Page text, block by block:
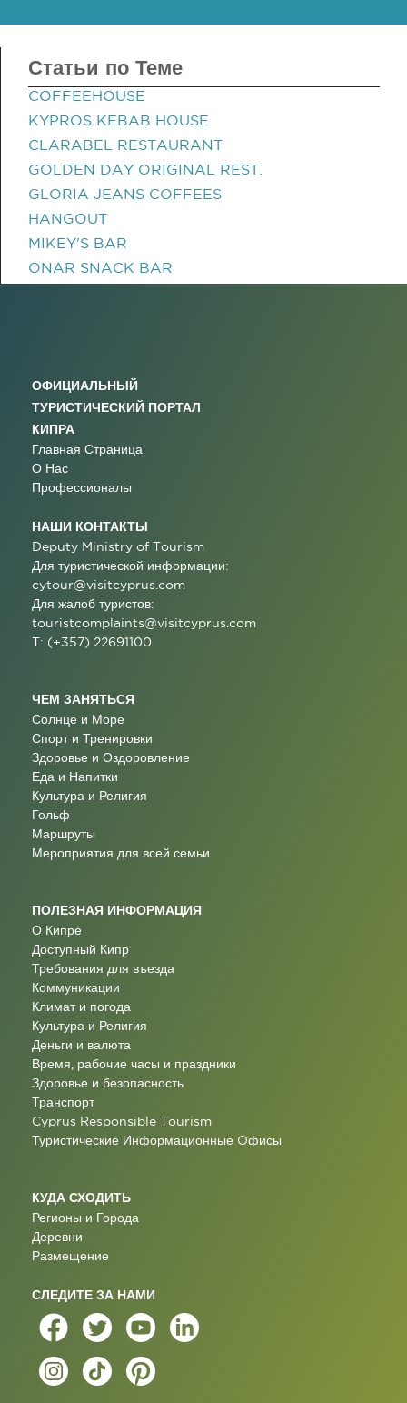
Статьи по Теме
COFFEEHOUSE
KYPROS KEBAB HOUSE
CLARABEL RESTAURANT
GOLDEN DAY ORIGINAL REST.
GLORIA JEANS COFFEES
HANGOUT
MIKEY'S BAR
ONAR SNACK BAR
ОФИЦИАЛЬНЫЙ
ТУРИСТИЧЕСКИЙ ПОРТАЛ
КИПРА
Главная Страница
О Нас
Профессионалы
НАШИ КОНТАКТЫ
Deputy Ministry of Tourism
Для туристической информации:
cytour@visitcyprus.com
Для жалоб туристов:
touristcomplaints@visitcyprus.com
T: (+357) 22691100
ЧЕМ ЗАНЯТЬСЯ
Солнце и Море
Спорт и Тренировки
Здоровье и Оздоровление
Еда и Напитки
Культура и Религия
Гольф
Маршруты
Мероприятия для всей семьи
ПОЛЕЗНАЯ ИНФОРМАЦИЯ
О Кипре
Доступный Кипр
Требования для въезда
Коммуникации
Климат и погода
Культура и Религия
Деньги и валюта
Время, рабочие часы и праздники
Здоровье и безопасность
Транспорт
Cyprus Responsible Tourism
Туристические Информационные Oфисы
КУДА СХОДИТЬ
Регионы и Города
Деревни
Размещение
СЛЕДИТЕ ЗА НАМИ